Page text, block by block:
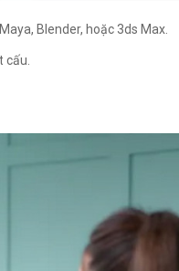
Blender, hoặc 3ds Max.
cấu.